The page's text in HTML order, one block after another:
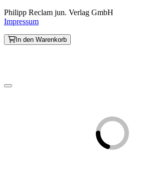
Philipp Reclam jun. Verlag GmbH
Impressum
In den Warenkorb